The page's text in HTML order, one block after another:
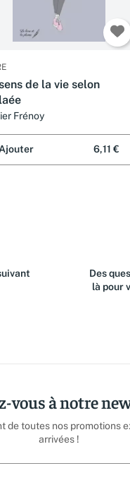
de la vie selon
Frénoy
6,11 €
Des
là pour
vous à notre
de toutes nos promotions
arrivées !